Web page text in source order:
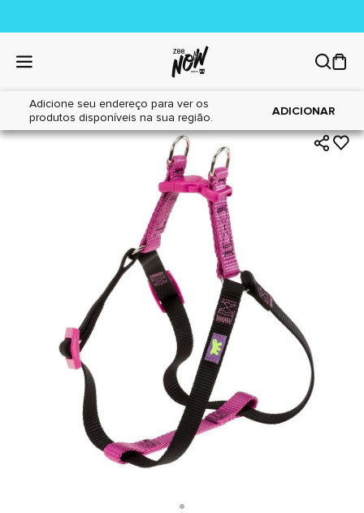
Adicione seu endereço para ver os
produtos disponíveis na sua região.
ADICIONAR
Home|Cães|Acessórios